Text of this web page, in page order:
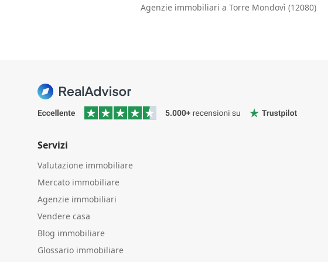
Agenzie immobiliari a Torre Mondovì (12080)
Servizi
Valutazione immobiliare
Mercato immobiliare
Agenzie immobiliari
Vendere casa
Blog immobiliare
Glossario immobiliare